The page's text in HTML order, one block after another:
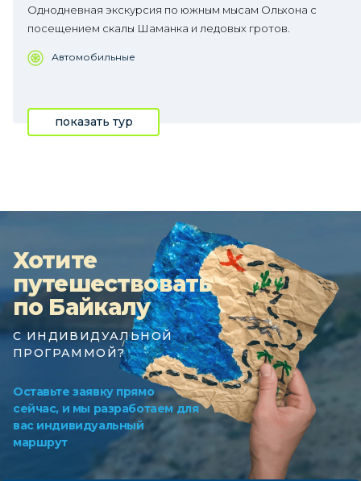
Однодневная экскурсия по южным мысам Ольхона с
посещением скалы Шаманка и ледовых гротов.
Автомобильные
показать тур
Хотите
путешествовать
по Байкалу
С ИНДИВИДУАЛЬНОЙ
ПРОГРАММОЙ?
Оставьте заявку прямо
сейчас, и мы разработаем для
вас индивидуальный
маршрут